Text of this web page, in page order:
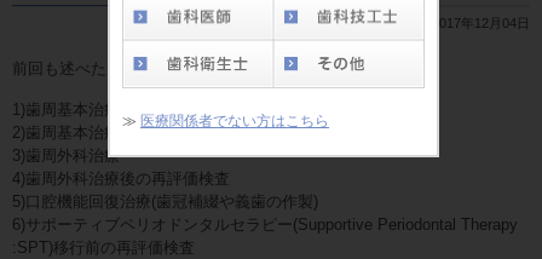
≫ 医療関係者でない方はこちら
2017年12月04日
前回も述べたように、歯周病治療の基本的な流れは、
1)歯周基本治療
2)歯周基本治療後の再評価検査
3)歯周外科治療
4)歯周外科治療後の再評価検査
5)口腔機能回復治療(歯冠補綴や義歯の作製)
6)サポーティブペリオドンタルセラピー(Supportive Periodontal Therapy
:SPT)移行前の再評価検査